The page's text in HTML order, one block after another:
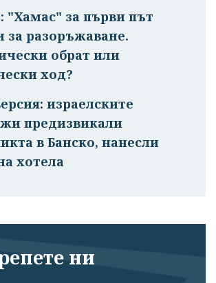
"Хамас" за първи път
за разоръжаване.
обрат или
ход?
израелските
предизвикали
в Банско, нанесли
хотела
ни